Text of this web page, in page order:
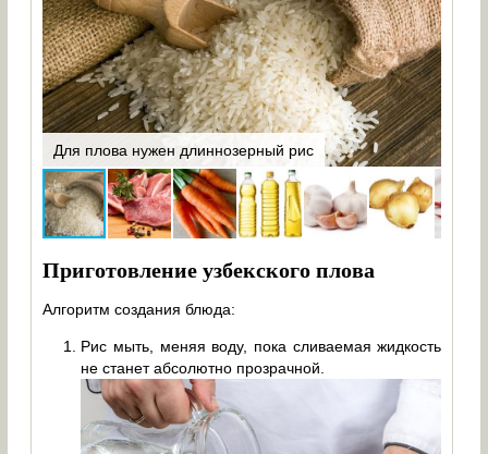
Для плова нужен длиннозерный рис
Приготовление узбекского плова
Алгоритм создания блюда:
Рис мыть, меняя воду, пока сливаемая жидкость
не станет абсолютно прозрачной.